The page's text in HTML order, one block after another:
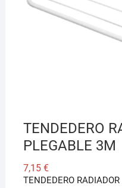
TENDEDERO
PLEGABLE 3M
7,15 €
TENDEDERO
¡Hola! Soy el asesor
Cuéntame qué necesitas
aunque no sepas el